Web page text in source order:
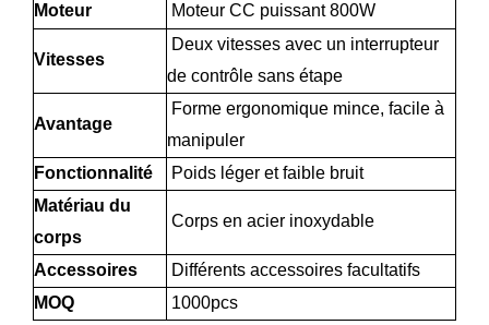
Moteur Moteur CC puissant 800W
Vitesses
Deux vitesses avec un interrupteur
de contrôle sans étape
Avantage
Forme ergonomique mince, facile à
manipuler
Fonctionnalité
Poids léger et faible bruit
Matériau du
corps
Corps en acier inoxydable
Accessoires
Différents accessoires facultatifs
MOQ
1000pcs